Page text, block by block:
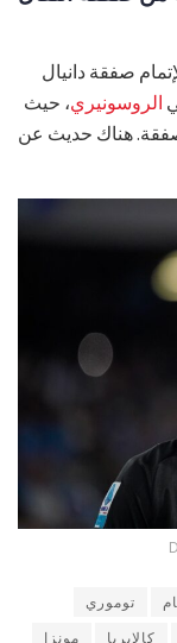
صفقة دانيال
الروسونيري، حيث
هناك حديث عن
توموري
كالابريا مونزا